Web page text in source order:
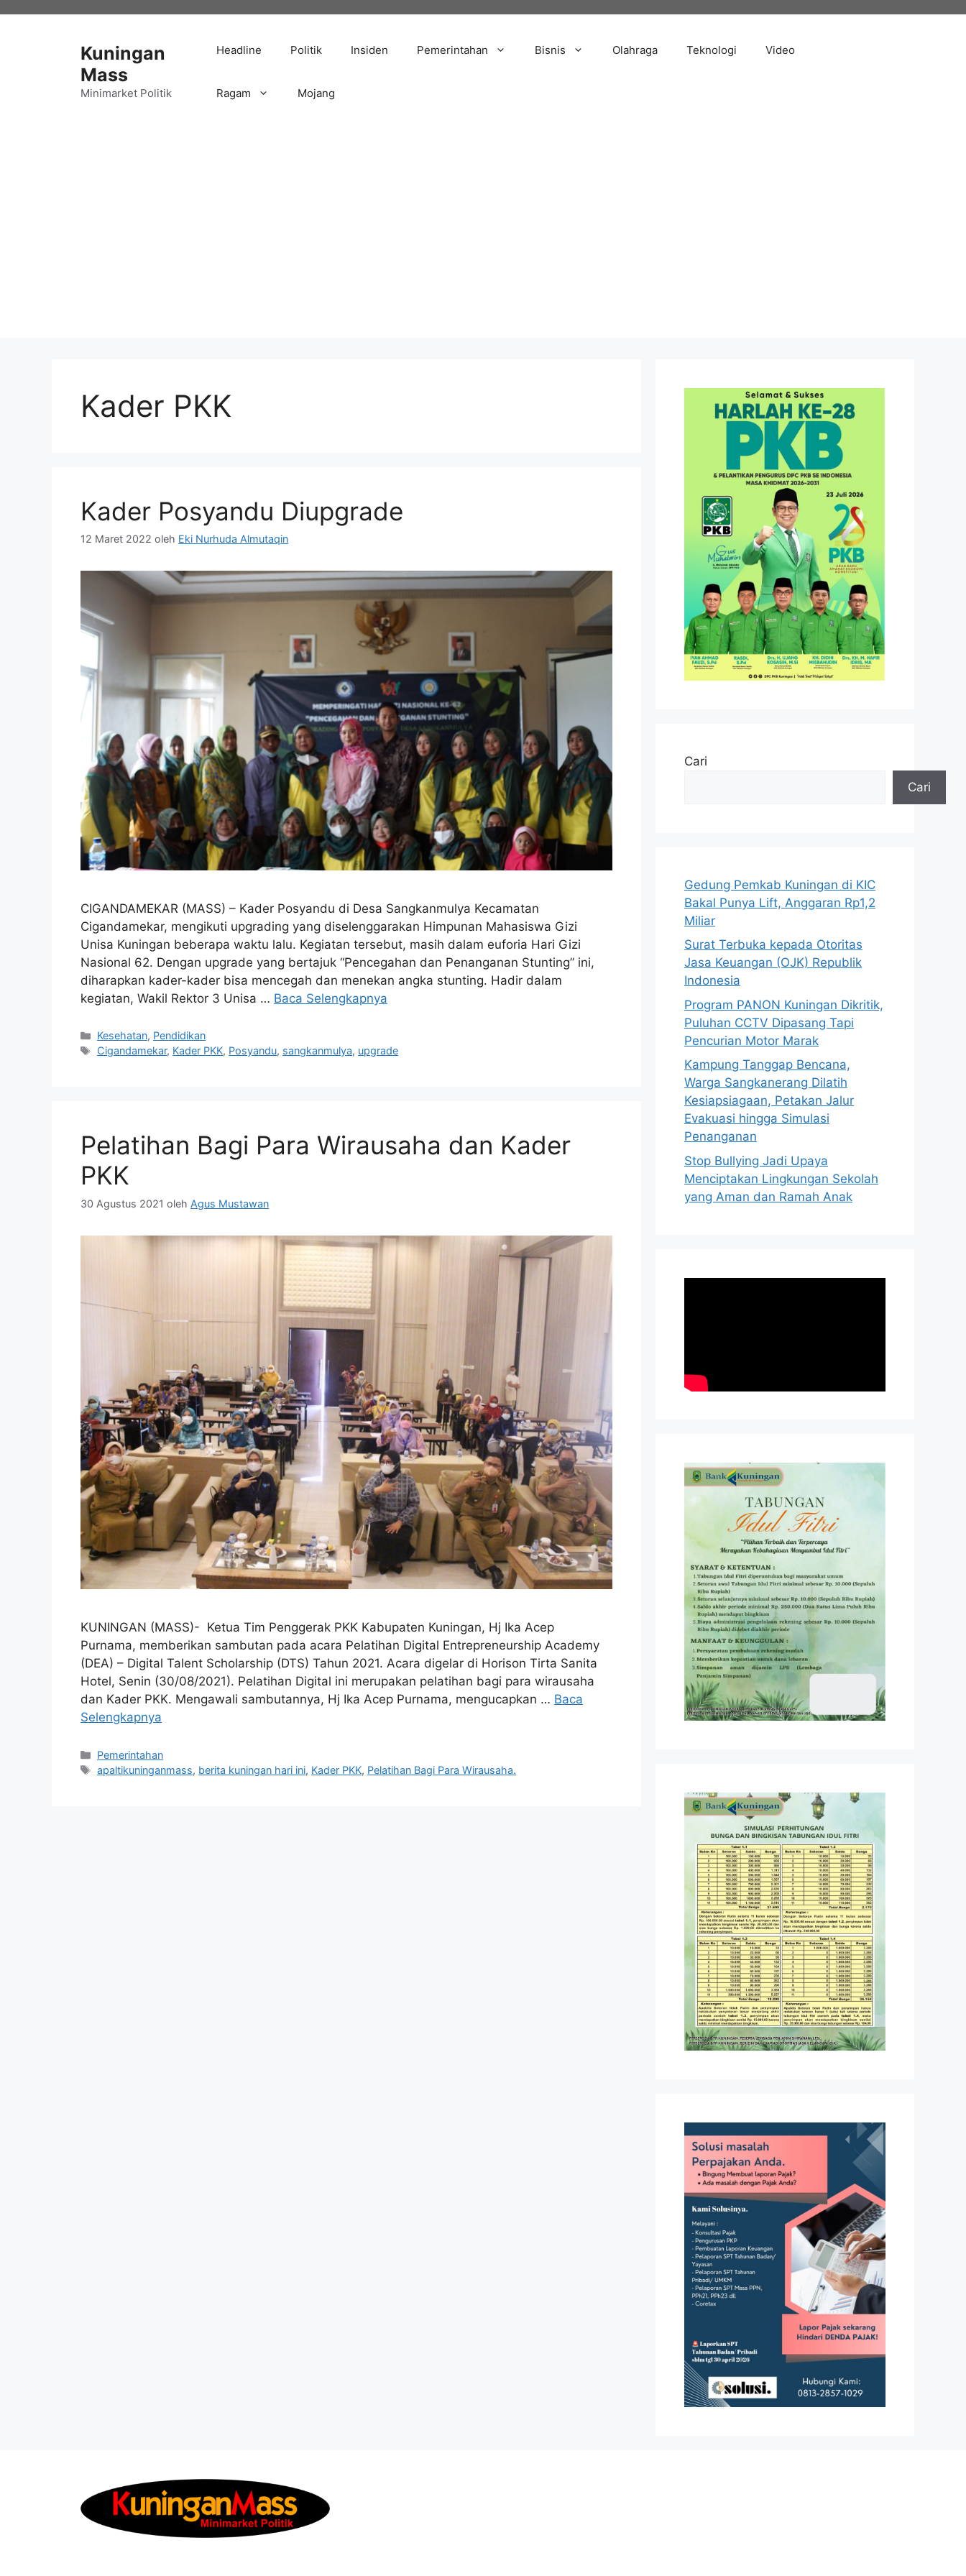
Kuningan
Mass
Minimarket Politik
Headline Politik Insiden Pemerintahan Bisnis Olahraga Teknologi Video
Ragam Mojang
Kader PKK
Kader Posyandu Diupgrade
12 Maret 2022 oleh Eki Nurhuda Almutaqin
CIGANDAMEKAR (MASS) – Kader Posyandu di Desa Sangkanmulya Kecamatan
Cigandamekar, mengikuti upgrading yang diselenggarakan Himpunan Mahasiswa Gizi
Unisa Kuningan beberapa waktu lalu. Kegiatan tersebut, masih dalam euforia Hari Gizi
Nasional 62. Dengan upgrade yang bertajuk “Pencegahan dan Penanganan Stunting” ini,
diharapkan kader-kader bisa mencegah dan menekan angka stunting. Hadir dalam
kegiatan, Wakil Rektor 3 Unisa … Baca Selengkapnya
Kategori
Kesehatan, Pendidikan
Tag
Cigandamekar, Kader PKK, Posyandu, sangkanmulya, upgrade
Pelatihan Bagi Para Wirausaha dan Kader
PKK
30 Agustus 2021 oleh Agus Mustawan
KUNINGAN (MASS)- Ketua Tim Penggerak PKK Kabupaten Kuningan, Hj Ika Acep
Purnama, memberikan sambutan pada acara Pelatihan Digital Entrepreneurship Academy
(DEA) – Digital Talent Scholarship (DTS) Tahun 2021. Acara digelar di Horison Tirta Sanita
Hotel, Senin (30/08/2021). Pelatihan Digital ini merupakan pelatihan bagi para wirausaha
dan Kader PKK. Mengawali sambutannya, Hj Ika Acep Purnama, mengucapkan … Baca
Selengkapnya
Kategori
Pemerintahan
Tag
apaltikuninganmass, berita kuningan hari ini, Kader PKK, Pelatihan Bagi Para Wirausaha.
Cari
Cari
Gedung Pemkab Kuningan di KIC
Bakal Punya Lift, Anggaran Rp1,2
Miliar
Surat Terbuka kepada Otoritas
Jasa Keuangan (OJK) Republik
Indonesia
Program PANON Kuningan Dikritik,
Puluhan CCTV Dipasang Tapi
Pencurian Motor Marak
Kampung Tanggap Bencana,
Warga Sangkanerang Dilatih
Kesiapsiagaan, Petakan Jalur
Evakuasi hingga Simulasi
Penanganan
Stop Bullying Jadi Upaya
Menciptakan Lingkungan Sekolah
yang Aman dan Ramah Anak